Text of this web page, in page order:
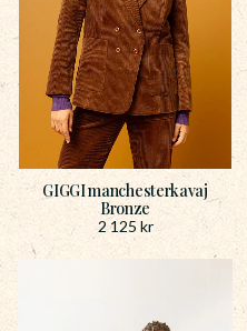
GIGGI manchesterkavaj
Bronze
2 125 kr